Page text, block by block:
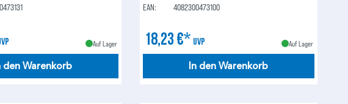
Auf Lager
den Warenkorb
EAN:
4082300473100
18,23 €* UVP Auf Lager
In den Warenkorb